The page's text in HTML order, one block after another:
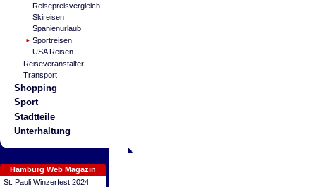
Reisepreisvergleich
Skireisen
Spanienurlaub
Sportreisen
USA Reisen
Reiseveranstalter
Transport
Shopping
Sport
Stadtteile
Unterhaltung
Hamburg Web Magazin
St. Pauli Winzerfest 2024